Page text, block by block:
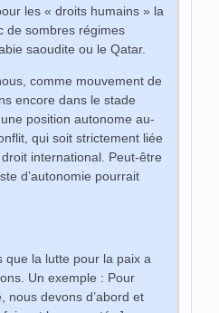
les « droits humains » la
de sombres régimes
saoudite ou le Qatar.
comme mouvement de
encore dans le stade
position autonome au-
qui soit strictement liée
international. Peut-être
d’autonomie pourrait
que la lutte pour la paix a
Un exemple : Pour
nous devons d’abord et